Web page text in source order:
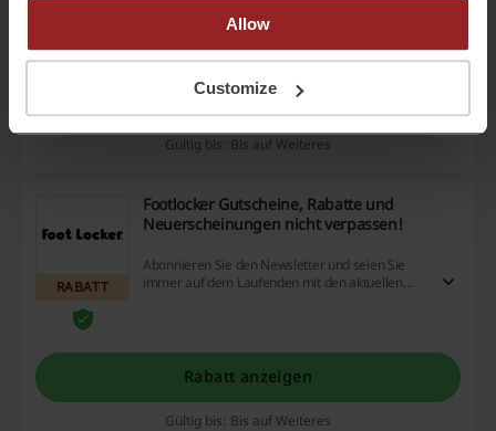
Allow
Customize
Geschenk? Schenken Sie etwas Besonderes,
indem Sie einen Pull and Bear Gutschein wählen.
Rabatt anzeigen
Gültig bis: Bis auf Weiteres
RABATT
Footlocker Gutscheine, Rabatte und
Neuerscheinungen nicht verpassen!
Abonnieren Sie den Newsletter und seien Sie
immer auf dem Laufenden mit den aktuellen
Rabatt anzeigen
Gültig bis: Bis auf Weiteres